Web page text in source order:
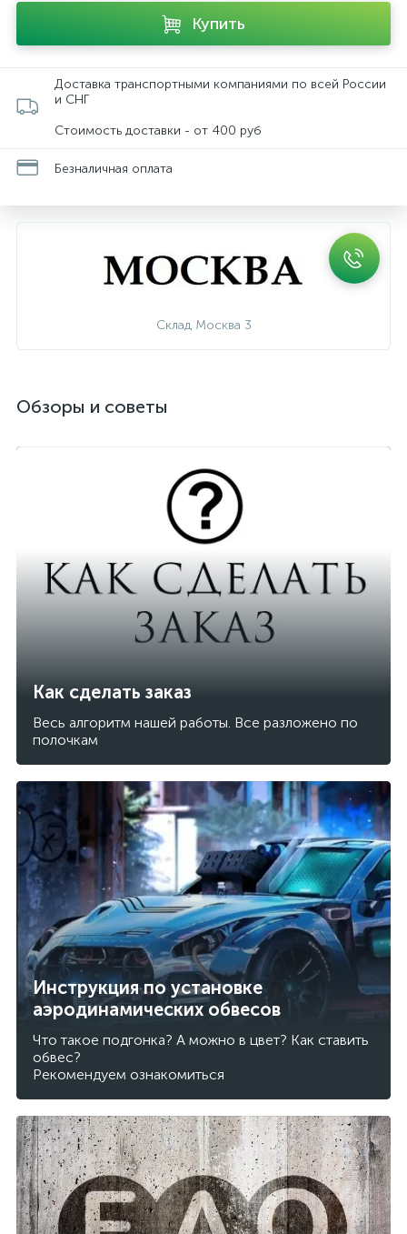
Купить
Доставка транспортными компаниями по всей России
и СНГ
Стоимость доставки - от 400 руб
Безналичная оплата
Склад Москва 3
Обзоры и советы
Как сделать заказ
Весь алгоритм нашей работы. Все разложено по
полочкам
Инструкция по установке
аэродинамических обвесов
Что такое подгонка? А можно в цвет? Как ставить
обвес?
Рекомендуем ознакомиться